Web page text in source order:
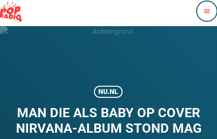
menu
NU.NL
MAN DIE ALS BABY OP COVER
NIRVANA-ALBUM STOND MAG